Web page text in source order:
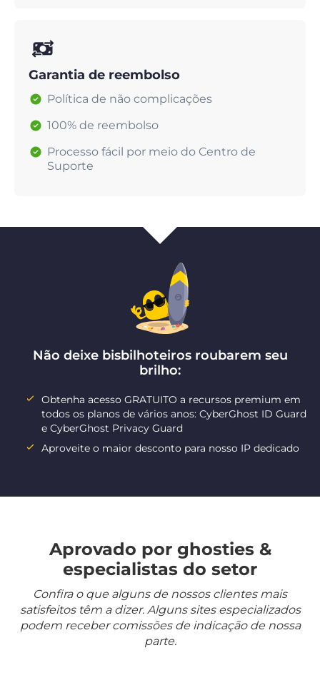
Garantia de reembolso
Política de não complicações
100% de reembolso
Processo fácil por meio do Centro de
Suporte
Não deixe bisbilhoteiros roubarem seu
brilho:
Obtenha acesso GRATUITO a recursos premium em
todos os planos de vários anos: CyberGhost ID Guard
e CyberGhost Privacy Guard
Aproveite o maior desconto para nosso IP dedicado
Aprovado por ghosties &
especialistas do setor
Confira o que alguns de nossos clientes mais
satisfeitos têm a dizer. Alguns sites especializados
podem receber comissões de indicação de nossa
parte.